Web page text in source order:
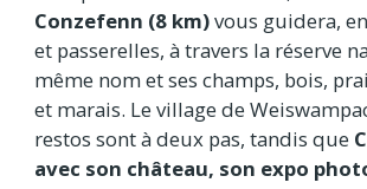
Conzefenn (8 km)vous guidera,
et passerelles, à travers la réserve
même nom et ses champs, bois,
et marais. Le village de
restos sont à deux pas, tandis que
avec son château, son expo